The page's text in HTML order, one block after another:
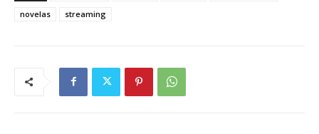
novelas
streaming